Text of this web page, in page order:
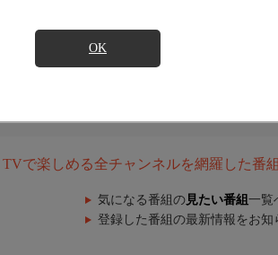
OK
で楽しめる全チャンネルを網羅した番
気になる番組の 見たい番組 一覧
登録した番組の最新情報をお知